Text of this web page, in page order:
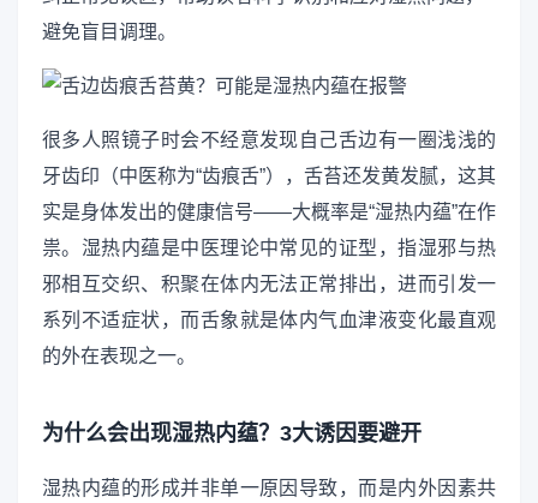
避免盲目调理。
很多人照镜子时会不经意发现自己舌边有一圈浅浅的
牙齿印（中医称为“齿痕舌”），舌苔还发黄发腻，这其
实是身体发出的健康信号——大概率是“湿热内蕴”在作
祟。湿热内蕴是中医理论中常见的证型，指湿邪与热
邪相互交织、积聚在体内无法正常排出，进而引发一
系列不适症状，而舌象就是体内气血津液变化最直观
的外在表现之一。
为什么会出现湿热内蕴？3大诱因要避开
湿热内蕴的形成并非单一原因导致，而是内外因素共